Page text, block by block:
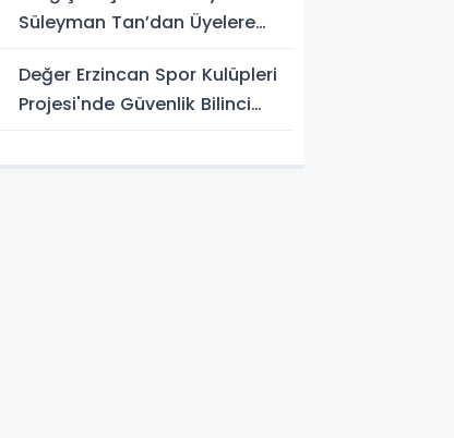
Süleyman Tan’dan Üyelere
Değer Erzincan Spor Kulüpleri
Projesi'nde Güvenlik Bilinci